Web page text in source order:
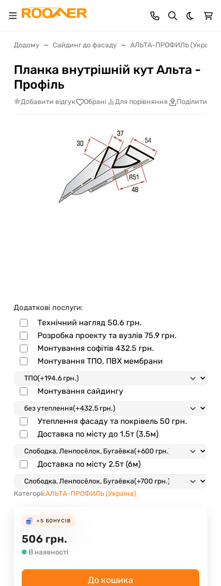
Dark
Додому Сайдинг до фасаду АЛЬТА-ПРОФИЛЬ (Україна)
Планка внутрішній кут Альта -
Профіль
Добавити відгук Обрані Для порівняння Поділитися
Додаткові послуги:
Технічний нагляд 50.6 грн.
Розробка проекту та вузлів 75.9 грн.
Монтування софітів 432.5 грн.
Монтування ТПО, ПВХ мембрани
Монтування сайдингу
Утеплення фасаду та покрівель 50 грн.
Доставка по місту до 1.5т (3,5м)
Доставка по місту 2.5т (6м)
Категорії:АЛЬТА-ПРОФИЛЬ (Україна)
+5 БОНУСІВ
506 грн.
В наявності
До кошика